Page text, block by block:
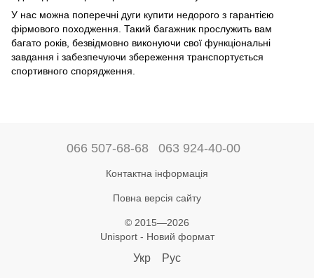
У нас можна поперечні дуги купити недорого з гарантією
фірмового походження. Такий багажник прослужить вам
багато років, безвідмовно виконуючи свої функціональні
завдання і забезпечуючи збереження транспортується
спортивного спорядження.
066 507-68-68 063 924-40-00
Контактна інформація
Повна версія сайту
© 2015—2026
Unisport - Новий формат
Укр Рус